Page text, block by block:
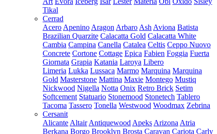
Tikal
Cerrad
Acero Apenino Aragon Arbaro Ash Aviona Batista
Brazilian Quarzite Calacatta Gold Calacatta White
Cambia Campina Canella Catalea Celtis Ceppo Nuovo
Concrete Cortone Cottage Epica Fabien Foggia Fuerta
Giornata Grapia Katania Laroya Libero
Limeria Lukka Lussaca Marmo Marquina Marquina
Gold Masterstone Mattina Maxie Montego Mustiq
Nickwood Nigella Notta Onix Retro Brick Setim
Softcement Statuario Stonemood Stonetech Tablero
Tacoma Tassero Tonella Westwood Woodmax Zebrina
Cersanit
Alicante Altair Antiquewood Apeks Arizona Atria
Berkana Borgo Brooklyn Brosta Caravan Cariota Carly